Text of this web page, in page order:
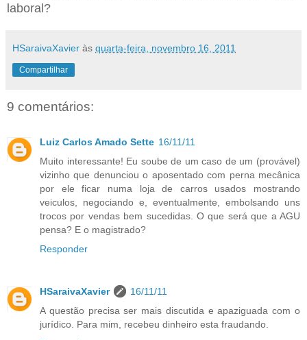
laboral?
HSaraivaXavier às quarta-feira, novembro 16, 2011
Compartilhar
9 comentários:
Luiz Carlos Amado Sette 16/11/11
Muito interessante! Eu soube de um caso de um (provável)
vizinho que denunciou o aposentado com perna mecânica
por ele ficar numa loja de carros usados mostrando
veiculos, negociando e, eventualmente, embolsando uns
trocos por vendas bem sucedidas. O que será que a AGU
pensa? E o magistrado?
Responder
HSaraivaXavier
16/11/11
A questão precisa ser mais discutida e apaziguada com o
jurídico. Para mim, recebeu dinheiro esta fraudando.